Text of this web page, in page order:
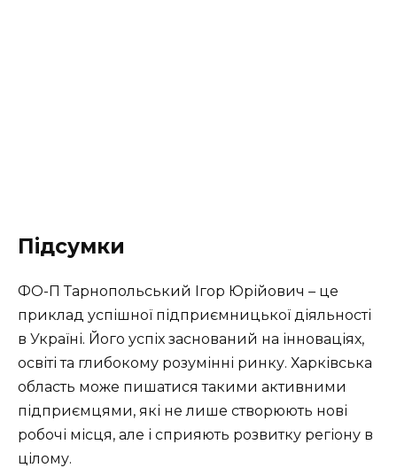
Підсумки
ФО-П Тарнопольський Ігор Юрійович – це
приклад успішної підприємницької діяльності
в Україні. Його успіх заснований на інноваціях,
освіті та глибокому розумінні ринку. Харківська
область може пишатися такими активними
підприємцями, які не лише створюють нові
робочі місця, але і сприяють розвитку регіону в
цілому.